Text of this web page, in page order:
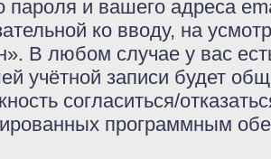
пароля и вашего адреса
ко вводу, на
В любом случае у вас
учётной записи будет
согласиться/
программным